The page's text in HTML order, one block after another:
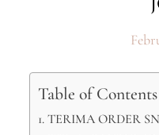
Table of Contents
TERIMA ORDER